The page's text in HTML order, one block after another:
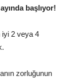
başlıyor!
iyi 2 veya 4
zorluğunun